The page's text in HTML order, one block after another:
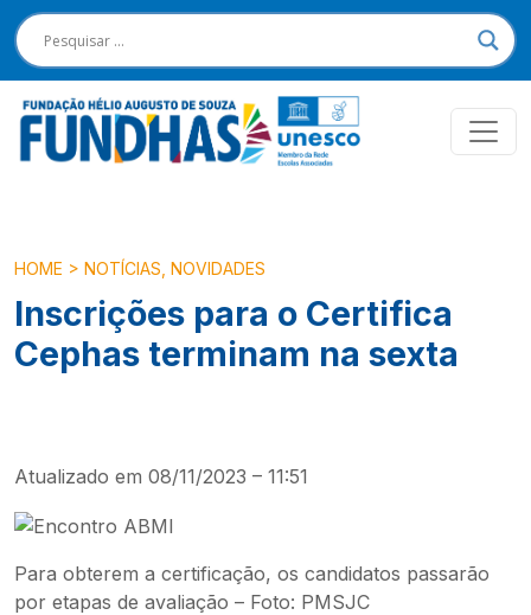
HOME > NOTÍCIAS NOVIDADES
Inscrições para o Certifica
Cephas terminam na sexta
Atualizado em 08/11/2023 – 11:51
Para obterem a certificação, os candidatos passarão
por etapas de avaliação – Foto: PMSJC